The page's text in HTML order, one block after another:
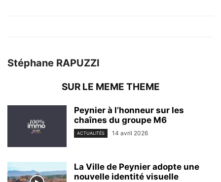
Stéphane RAPUZZI
SUR LE MEME THEME
Peynier à l’honneur sur les
chaînes du groupe M6
ACTUALITÉS 14 avril 2026
La Ville de Peynier adopte une
nouvelle identité visuelle